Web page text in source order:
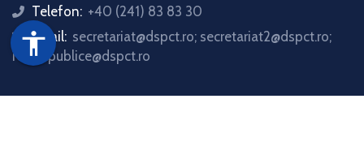
accessibility
icon
Telefon: +40 (241) 83 83 30
icon
Email: secretariat@dspct.ro; secretariat2@dspct.ro;
relatii.publice@dspct.ro